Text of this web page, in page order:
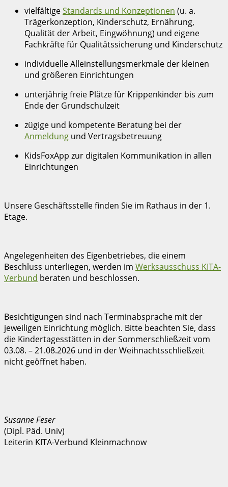
vielfältigeStandards und Konzeptionen (u. a.
Trägerkonzeption, Kinderschutz, Ernährung,
Qualität der Arbeit, Eingwöhnung) und eigene
Fachkräfte für Qualitätssicherung und Kinderschutz
individuelle Alleinstellungsmerkmale der kleinen
und größeren Einrichtungen
unterjährig freie Plätze für Krippenkinder bis zum
Ende der Grundschulzeit
zügige und kompetente Beratung bei der
Anmeldung und Vertragsbetreuung
KidsFoxApp zur digitalen Kommunikation in allen
Einrichtungen
Unsere Geschäftsstelle finden Sie im Rathaus in der 1.
Etage.
Angelegenheiten des Eigenbetriebes, die einem
Beschluss unterliegen, werden im Werksausschuss KITA-
Verbund beraten und beschlossen.
Besichtigungen sind nach Terminabsprache mit der
jeweiligen Einrichtung möglich. Bitte beachten Sie, dass
die Kindertagesstätten in der Sommerschließzeit vom
03.08. – 21.08.2026 und in der Weihnachtsschließzeit
nicht geöffnet haben.
Susanne Feser
(Dipl. Päd. Univ)
Leiterin KITA-Verbund Kleinmachnow